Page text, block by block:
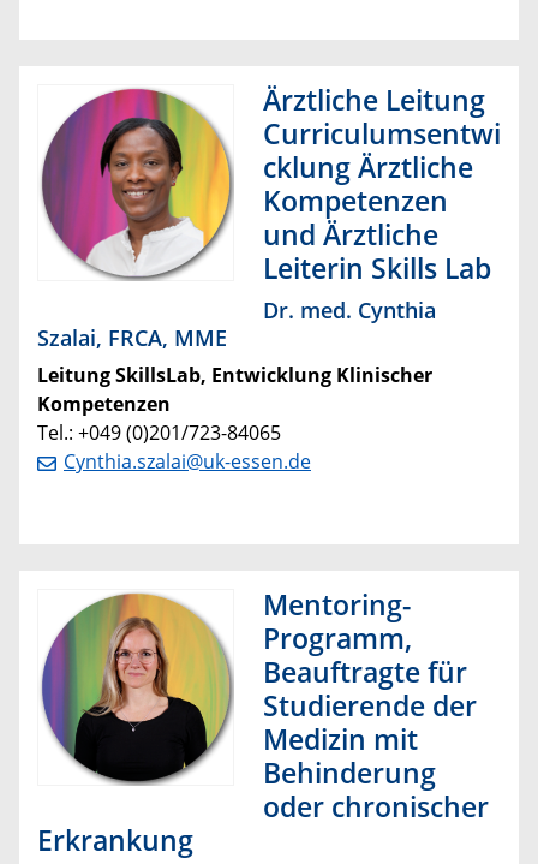
Ärztliche Leitung
Curriculumsentwi
cklung Ärztliche
Kompetenzen
und Ärztliche
Leiterin Skills Lab
Dr. med. Cynthia
Szalai, FRCA, MME
Leitung SkillsLab, Entwicklung Klinischer
Kompetenzen
Tel.: +049 (0)201/723-84065
Cynthia.szalai@uk-essen.de
Mentoring-
Programm,
Beauftragte für
Studierende der
Medizin mit
Behinderung
oder chronischer
Erkrankung